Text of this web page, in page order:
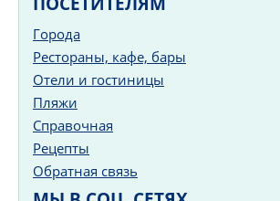
Города
Рестораны, кафе, бары
Отели и гостиницы
Пляжи
Справочная
Рецепты
Обратная связь